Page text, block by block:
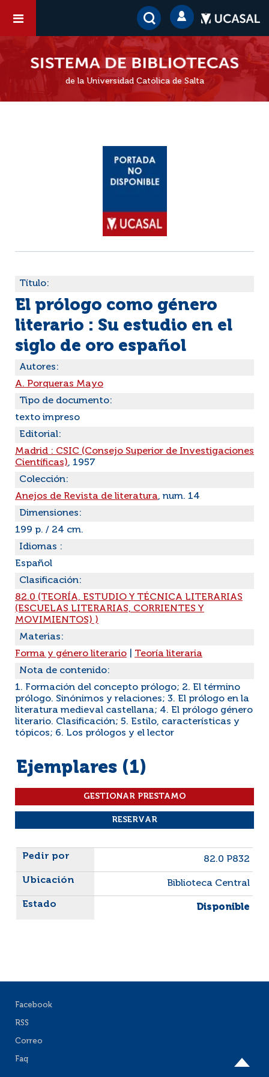
de la Universidad Católica de Salta
Título:
El prólogo como género
literario : Su estudio en el
siglo de oro español
Autores:
A. Porqueras Mayo
Tipo de documento:
texto impreso
Editorial:
Madrid : CSIC (Consejo Superior de Investigaciones
Científicas), 1957
Colección:
Anejos de Revista de literatura, num. 14
Dimensiones:
199 p. / 24 cm.
Idiomas :
Español
Clasificación:
82.0 (TEORÍA, ESTUDIO Y TÉCNICA LITERARIAS
(ESCUELAS LITERARIAS, CORRIENTES Y
MOVIMIENTOS) )
Materias:
Forma y género literario
Teoría literaria
Nota de contenido:
1. Formación del concepto prólogo; 2. El término
prólogo. Sinónimos y relaciones; 3. El prólogo en la
literatura medieval castellana; 4. El prólogo género
literario. Clasificación; 5. Estilo, características y
tópicos; 6. Los prólogos y el lector
Ejemplares (1)
Liste des exemplaires
82.0 P832
Biblioteca Central
Disponible
Facebook
RSS
Correo
Faq